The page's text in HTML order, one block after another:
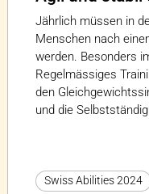
Jährlich müssen in
Menschen nach
werden. Besonders
Regelmässiges
den
und die
Swiss Abilities 2024